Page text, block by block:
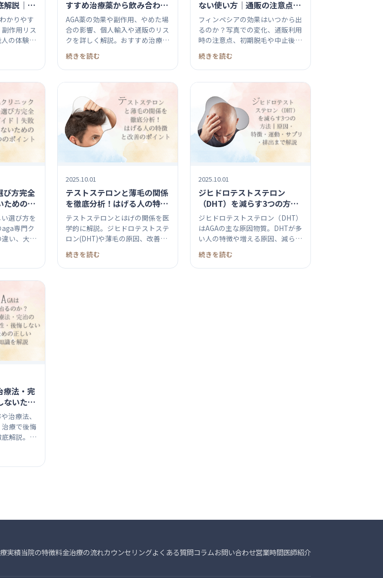
解説｜後
治療ガイ
かりやす
作用リス
の体験
すすめ治療薬から飲み合わ
せ・やめた後の影響まで詳し
く解説
AGA薬の効果や副作用、やめた場
合の影響、個人輸入や通販のリス
クを詳しく解説。おすすめ治療薬
や飲...
続きを読む
ない使い方｜通販の注意点や
ミノキシジル併用の真実
フィンペシアの効果はいつから出
るのか？写真での変化、通販利用
時の注意点、初期脱毛や中止後の
影響ま...
続きを読む
び方完全
ための7
選び方を
専門ク
い、大学
2025.10.01
テストステロンと薄毛の関係
を徹底分析！はげる人の特徴
と改善のポイント
テストステロンとはげの関係を医
学的に解説。ジヒドロテストステ
ロン(DHT)や薄毛の原因、改善
策、...
続きを読む
2025.10.01
ジヒドロテストステロン
（DHT）を減らす3つの方法
｜原因・特徴・運動・サプ
リ・排出まで解説
ジヒドロテストステロン（DHT）
はAGAの主な原因物質。DHTが多
い人の特徴や増える原因、減ら
す...
続きを読む
療法・完
ないため
治療法、
療で後悔
解説。効
実績当院の特徴料金治療の流れカウンセリングよくある質問コラムお問い合わせ営業時間医師紹介